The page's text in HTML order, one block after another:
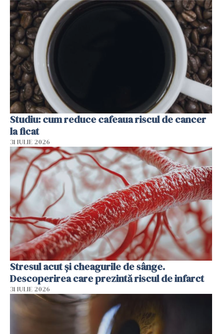
Studiu: cum reduce cafeaua riscul de cancer
la ficat
31 IULIE 2026
Stresul acut și cheagurile de sânge.
Descoperirea care prezintă riscul de infarct
31 IULIE 2026